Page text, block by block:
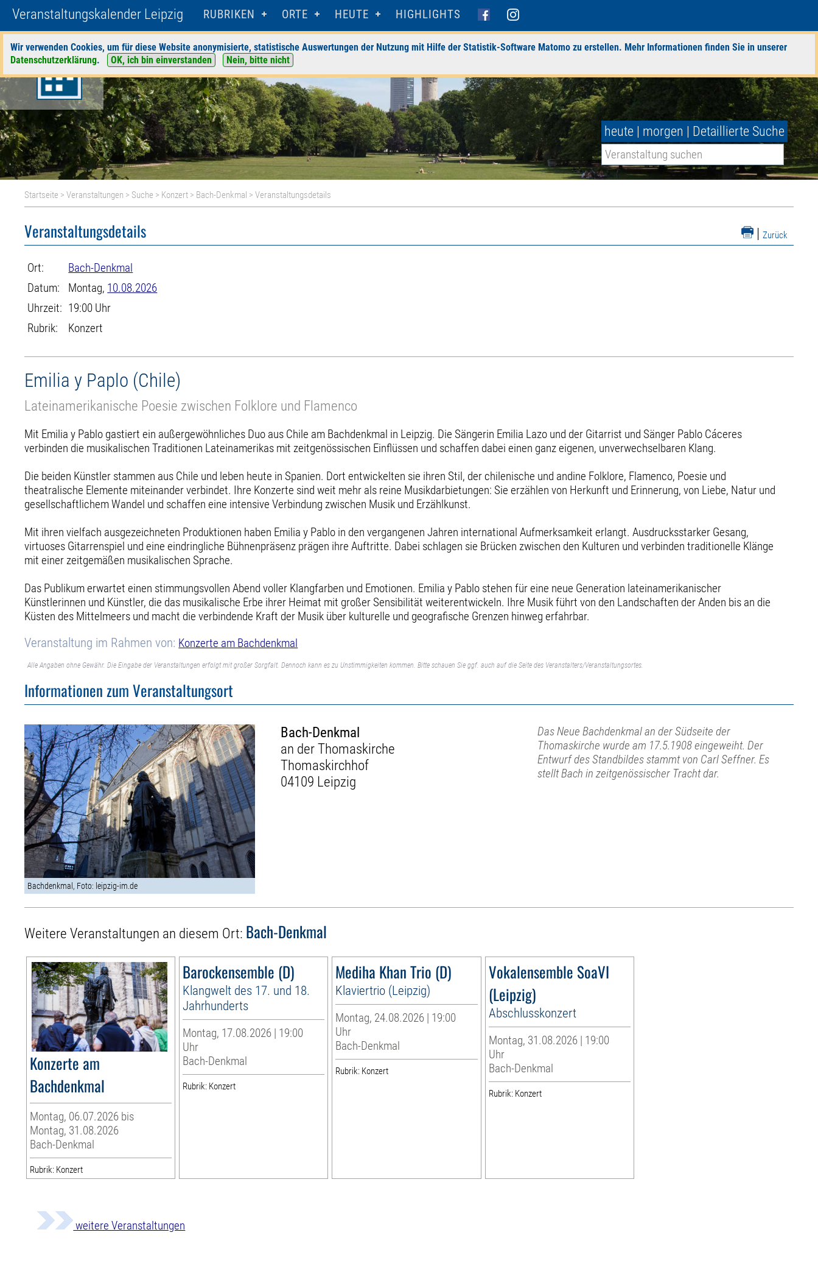
Veranstaltungskalender Leipzig RUBRIKEN ORTE HEUTE HIGHLIGHTS
Wir verwenden Cookies, um für diese Website anonymisierte, statistische Auswertungen der Nutzung mit Hilfe der Statistik-Software Matomo zu erstellen. Mehr Informationen finden Sie in unserer
Datenschutzerklärung. OK, ich bin einverstanden Nein, bitte nicht
heute | morgen | Detaillierte Suche
Startseite >Veranstaltungen > Suche > Konzert > Bach-Denkmal > Veranstaltungsdetails
| Zurück
Veranstaltungsdetails
Ort:
Bach-Denkmal
Datum:
Montag, 10.08.2026
Uhrzeit: 19:00 Uhr
Rubrik:
Konzert
Emilia y Paplo (Chile)
Lateinamerikanische Poesie zwischen Folklore und Flamenco
Mit Emilia y Pablo gastiert ein außergewöhnliches Duo aus Chile am Bachdenkmal in Leipzig. Die Sängerin Emilia Lazo und der Gitarrist und Sänger Pablo Cáceres
verbinden die musikalischen Traditionen Lateinamerikas mit zeitgenössischen Einflüssen und schaffen dabei einen ganz eigenen, unverwechselbaren Klang.
Die beiden Künstler stammen aus Chile und leben heute in Spanien. Dort entwickelten sie ihren Stil, der chilenische und andine Folklore, Flamenco, Poesie und
theatralische Elemente miteinander verbindet. Ihre Konzerte sind weit mehr als reine Musikdarbietungen: Sie erzählen von Herkunft und Erinnerung, von Liebe, Natur und
gesellschaftlichem Wandel und schaffen eine intensive Verbindung zwischen Musik und Erzählkunst.
Mit ihren vielfach ausgezeichneten Produktionen haben Emilia y Pablo in den vergangenen Jahren international Aufmerksamkeit erlangt. Ausdrucksstarker Gesang,
virtuoses Gitarrenspiel und eine eindringliche Bühnenpräsenz prägen ihre Auftritte. Dabei schlagen sie Brücken zwischen den Kulturen und verbinden traditionelle Klänge
mit einer zeitgemäßen musikalischen Sprache.
Das Publikum erwartet einen stimmungsvollen Abend voller Klangfarben und Emotionen. Emilia y Pablo stehen für eine neue Generation lateinamerikanischer
Künstlerinnen und Künstler, die das musikalische Erbe ihrer Heimat mit großer Sensibilität weiterentwickeln. Ihre Musik führt von den Landschaften der Anden bis an die
Küsten des Mittelmeers und macht die verbindende Kraft der Musik über kulturelle und geografische Grenzen hinweg erfahrbar.
Veranstaltung im Rahmen von: Konzerte am Bachdenkmal
Alle Angaben ohne Gewähr. Die Eingabe der Veranstaltungen erfolgt mit großer Sorgfalt. Dennoch kann es zu Unstimmigkeiten kommen. Bitte schauen Sie ggf. auch auf die Seite des Veranstalters/Veranstaltungsortes.
Informationen zum Veranstaltungsort
Bachdenkmal, Foto: leipzig-im.de
Bach-Denkmal
an der Thomaskirche
Thomaskirchhof
04109 Leipzig
Das Neue Bachdenkmal an der Südseite der
Thomaskirche wurde am 17.5.1908 eingeweiht. Der
Entwurf des Standbildes stammt von Carl Seffner. Es
stellt Bach in zeitgenössischer Tracht dar.
Weitere Veranstaltungen an diesem Ort: Bach-Denkmal
Konzerte am
Bachdenkmal
Montag, 06.07.2026 bis
Montag, 31.08.2026
Bach-Denkmal
Rubrik: Konzert
Barockensemble (D)
Klangwelt des 17. und 18.
Jahrhunderts
Montag, 17.08.2026 | 19:00
Uhr
Bach-Denkmal
Rubrik: Konzert
Mediha Khan Trio (D)
Klaviertrio (Leipzig)
Montag, 24.08.2026 | 19:00
Uhr
Bach-Denkmal
Rubrik: Konzert
Vokalensemble SoaVI
(Leipzig)
Abschlusskonzert
Montag, 31.08.2026 | 19:00
Uhr
Bach-Denkmal
Rubrik: Konzert
weitere Veranstaltungen